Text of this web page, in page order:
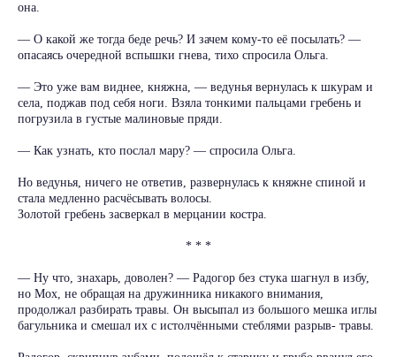
она.
— О какой же тогда беде речь? И зачем кому-то её посылать? —
опасаясь очередной вспышки гнева, тихо спросила Ольга.
— Это уже вам виднее, княжна, — ведунья вернулась к шкурам и
села, поджав под себя ноги. Взяла тонкими пальцами гребень и
погрузила в густые малиновые пряди.
— Как узнать, кто послал мару? — спросила Ольга.
Но ведунья, ничего не ответив, развернулась к княжне спиной и
стала медленно расчёсывать волосы.
Золотой гребень засверкал в мерцании костра.
* * *
— Ну что, знахарь, доволен? — Радогор без стука шагнул в избу,
но Мох, не обращая на дружинника никакого внимания,
продолжал разбирать травы. Он высыпал из большого мешка иглы
багульника и смешал их с истолчёнными стеблями разрыв- травы.